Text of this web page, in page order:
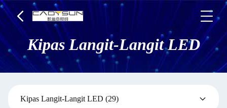
Kipas Langit-Langit LED
Kipas Langit-Langit LED (29)